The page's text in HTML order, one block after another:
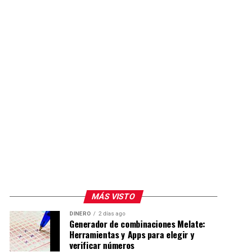
MÁS VISTO
DINERO 2 días ago
Generador de combinaciones Melate:
Herramientas y Apps para elegir y
verificar números